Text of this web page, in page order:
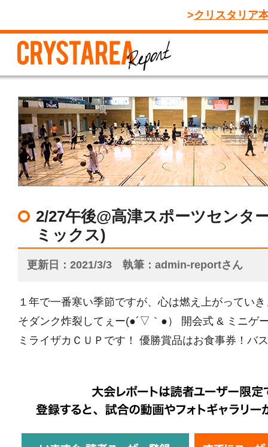
クリスタリア
2/27午後@高津スポーツセン
ミックス)
更新日 2021/3/3 執筆 admin-reportさん
１年で一番寒い季節ですが、心は燃え上がってい
そダンク炸裂してぇー(●´▽｀●） 開会式 & ミニゲ
ミライザカＣＵＰです！ 優勝賞品はお食事券！バ